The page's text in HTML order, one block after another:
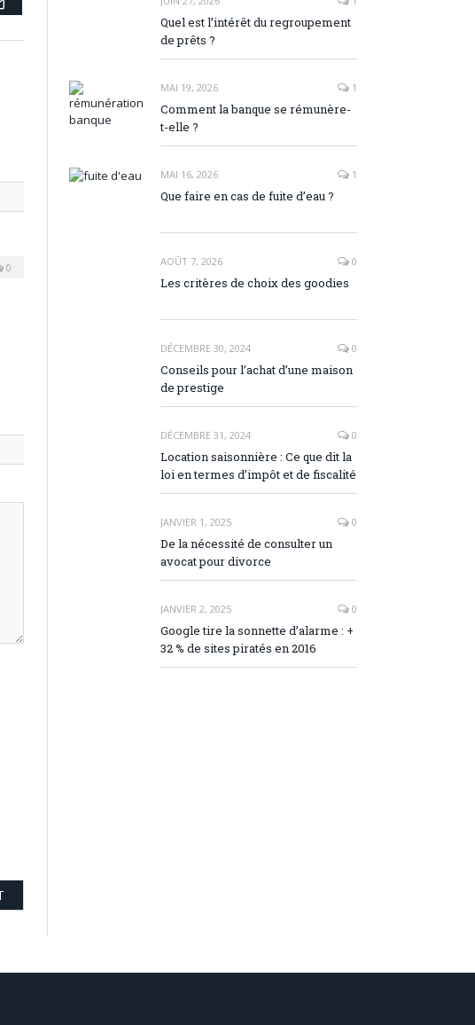
0
Quel est l’intérêt du regroupement
de prêts ?
MAI 19, 2026 1
Comment la banque se rémunère-
t-elle ?
MAI 16, 2026 1
Que faire en cas de fuite d’eau ?
AOÛT 7, 2026 0
Les critères de choix des goodies
DÉCEMBRE 30, 2024 0
Conseils pour l’achat d’une maison
de prestige
DÉCEMBRE 31, 2024 0
Location saisonnière : Ce que dit la
loi en termes d’impôt et de fiscalité
JANVIER 1, 2025 0
De la nécessité de consulter un
avocat pour divorce
JANVIER 2, 2025 0
Google tire la sonnette d’alarme : +
32 % de sites piratés en 2016